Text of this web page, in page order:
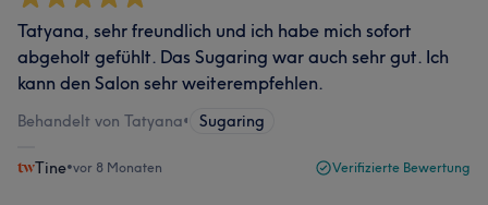
Tatyana, sehr freundlich und ich habe mich sofort
abgeholt gefühlt. Das Sugaring war auch sehr gut. Ich
kann den Salon sehr weiterempfehlen.
Behandelt von Tatyana• Sugaring
Tine•vor 8 Monaten Verifizierte Bewertung